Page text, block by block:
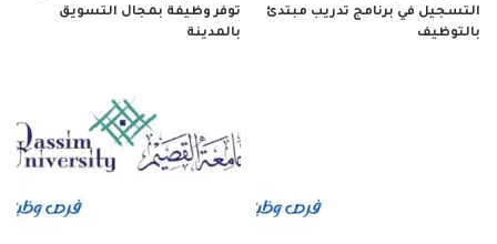
التسجيل في برنامج تدريب مبتدئ
بالتوظيف
توفر وظيفة بمجال التسويق
بالمدينة